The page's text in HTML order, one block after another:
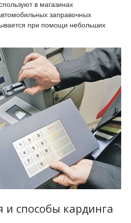
в магазинах
заправочных
при помощи небольших
и способы кардинга